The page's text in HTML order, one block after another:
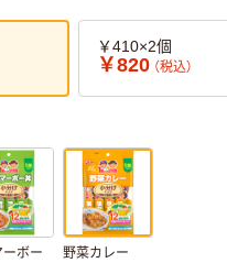
￥410×2個
￥820 （税込）
ーボー
野菜カレー